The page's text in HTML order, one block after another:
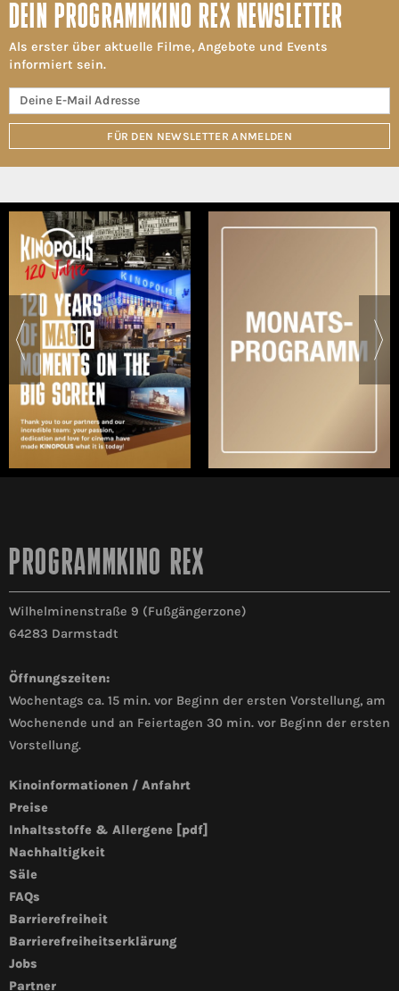
DEIN PROGRAMMKINO REX NEWSLETTER
Als erster über aktuelle Filme, Angebote und Events
informiert sein.
FÜR DEN NEWSLETTER ANMELDEN
PROGRAMMKINO REX
Wilhelminenstraße 9 (Fußgängerzone)
64283 Darmstadt
Öffnungszeiten:
Wochentags ca. 15 min. vor Beginn der ersten Vorstellung, am
Wochenende und an Feiertagen 30 min. vor Beginn der ersten
Vorstellung.
Kinoinformationen / Anfahrt
Preise
Inhaltsstoffe & Allergene [pdf]
Nachhaltigkeit
Säle
FAQs
Barrierefreiheit
Barrierefreiheitserklärung
Jobs
Partner